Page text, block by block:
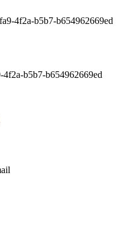
4f2a-b5b7-b654962669ed
4f2a-b5b7-b654962669ed